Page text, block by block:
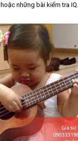
hoặc những bài kiểm tra IQ…